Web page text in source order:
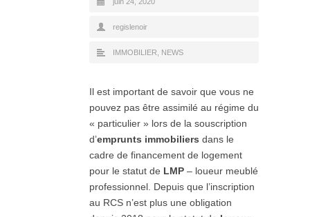
regislenoir
IMMOBILIER NEWS
Il est important de savoir que vous ne
pouvez pas être assimilé au régime du
« particulier » lors de la souscription
d’emprunts immobiliers dans le
cadre de financement de logement
pour le statut de LMP – loueur meublé
professionnel. Depuis que l’inscription
au RCS n’est plus une obligation